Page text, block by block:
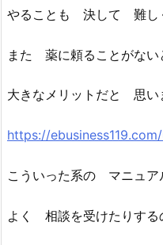
やることも 決して 難し
また 薬に頼ることがない
大きなメリットだと 思い
https://
こういった系の マニュア
よく 相談を受けたりする